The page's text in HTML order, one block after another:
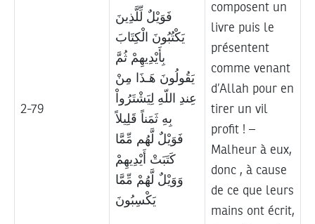
2-79
فَوَيْلٌ لِّلَّذِينَ
يَكْتُبُونَ الْكِتَابَ
بِأَيْدِيهِمْ ثُمَّ
يَقُولُونَ هَـذَا مِنْ
عِندِ اللّهِ لِيَشْتَرُواْ
بِهِ ثَمَناً قَلِيلاً
فَوَيْلٌ لَّهُم مِّمَّا
كَتَبَتْ أَيْدِيهِمْ
وَوَيْلٌ لَّهُمْ مِّمَّا
يَكْسِبُونَ
composent un
livre puis le
présentent
comme venant
d’Allah pour en
tirer un vil
profit ! –
Malheur à eux,
donc , à cause
de ce que leurs
mains ont écrit,